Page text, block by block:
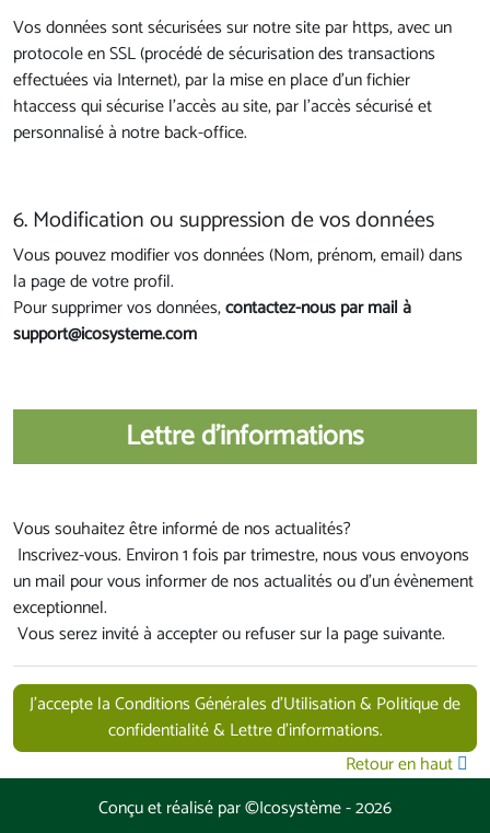
Vos données sont sécurisées sur notre site par https, avec un
protocole en SSL (procédé de sécurisation des transactions
effectuées via Internet), par la mise en place d’un fichier
htaccess qui sécurise l’accès au site, par l’accès sécurisé et
personnalisé à notre back-office.
6. Modification ou suppression de vos données
Vous pouvez modifier vos données (Nom, prénom, email) dans
la page de votre profil.
Pour supprimer vos données,contactez-nous par mail à
support@icosysteme.com
Lettre d'informations
Vous souhaitez être informé de nos actualités?
Inscrivez-vous. Environ 1 fois par trimestre, nous vous envoyons
un mail pour vous informer de nos actualités ou d'un évènement
exceptionnel.
Vous serez invité à accepter ou refuser sur la page suivante.
J’accepte la Conditions Générales d'Utilisation & Politique de
confidentialité & Lettre d'informations.
Retour en haut
Conçu et réalisé par©Icosystème-2026